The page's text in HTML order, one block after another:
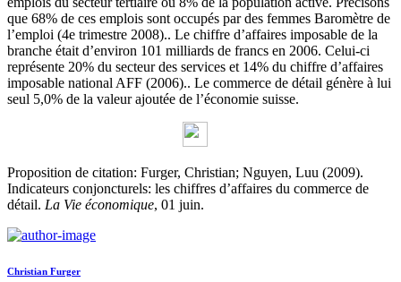
que 68% de ces emplois sont occupés par des femmes Baromètre de
l’emploi (4e trimestre 2008).. Le chiffre d’affaires imposable de la
branche était d’environ 101 milliards de francs en 2006. Celui-ci
représente 20% du secteur des services et 14% du chiffre d’affaires
imposable national AFF (2006).. Le commerce de détail génère à lui
seul 5,0% de la valeur ajoutée de l’économie suisse.
Proposition de citation: Furger, Christian; Nguyen, Luu (2009).
Indicateurs conjoncturels: les chiffres d’affaires du commerce de
détail. La Vie économique, 01 juin.
Christian Furger